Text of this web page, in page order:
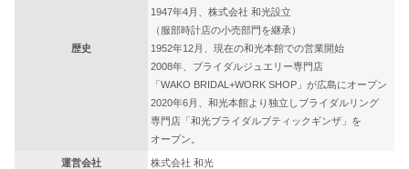
歴史
1947年4月、株式会社 和光設立
（服部時計店の小売部門を継承）
1952年12月、現在の和光本館での営業開始
2008年、ブライダルジュエリー専門店
「WAKO BRIDAL+WORK SHOP」が広島にオープン
2020年6月、和光本館より独立しブライダルリング
専門店「和光ブライダルブティックギンザ」を
オープン。
運営会社 株式会社 和光